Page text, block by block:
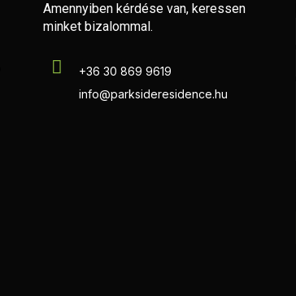
Amennyiben kérdése van, keressen
minket bizalommal.
+36 30 869 9619
info@parksideresidence.hu